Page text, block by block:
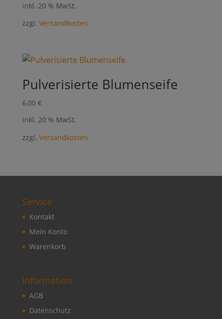
inkl. 20 % MwSt.
zzgl. Versandkosten
Pulverisierte Blumenseife
6,00 €
inkl. 20 % MwSt.
zzgl. Versandkosten
Service
Kontakt
Mein Konto
Warenkorb
Information
AGB
Datenschutz